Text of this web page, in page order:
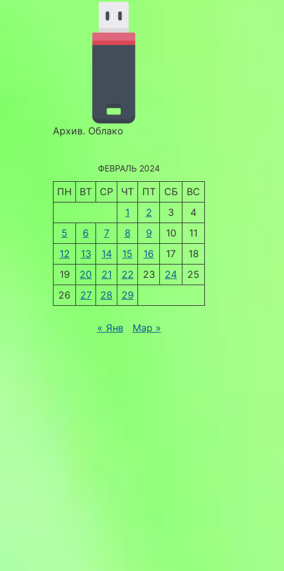
Архив. Облако
ФЕВРАЛЬ 2024
ПН ВТ СР ЧТ ПТ СБ
ВС
1
2 3
4
5
6 7 8 9 10
11
12
13 14 15 16 17
18
19
20 21 22 23 24
25
26
27 28 29
« Янв Мар »